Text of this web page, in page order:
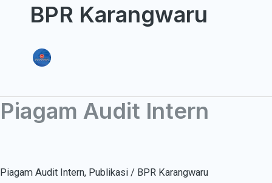
BPR Karangwaru
Piagam Audit Intern
Piagam Audit Intern, Publikasi / BPR Karangwaru
Piagam